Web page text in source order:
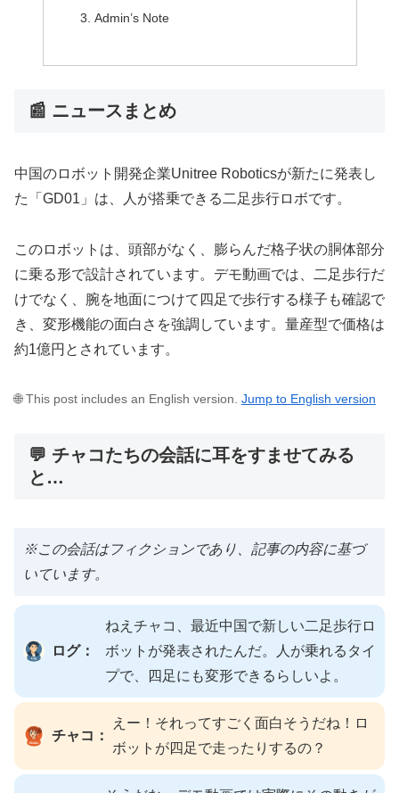
Admin’s Note
📰 ニュースまとめ
中国のロボット開発企業Unitree Roboticsが新たに発表し
た「GD01」は、人が搭乗できる二足歩行ロボです。
このロボットは、頭部がなく、膨らんだ格子状の胴体部分
に乗る形で設計されています。デモ動画では、二足歩行だ
けでなく、腕を地面につけて四足で歩行する様子も確認で
き、変形機能の面白さを強調しています。量産型で価格は
約1億円とされています。
🌐 This post includes an English version. Jump to English version
💬 チャコたちの会話に耳をすませてみる
と…
※この会話はフィクションであり、記事の内容に基づ
いています。
ログ：
ねえチャコ、最近中国で新しい二足歩行ロ
ボットが発表されたんだ。人が乗れるタイ
プで、四足にも変形できるらしいよ。
チャコ：
えー！それってすごく面白そうだね！ロ
ボットが四足で走ったりするの？